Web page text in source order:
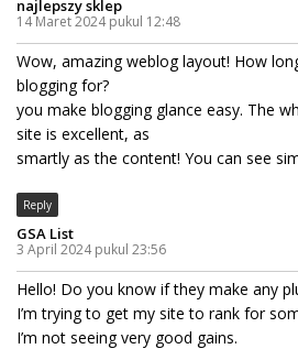
najlepszy sklep
14 Maret 2024 pukul 12:48
Wow, amazing weblog layout! How
blogging for?
you make blogging glance easy. The
site is excellent, as
smartly as the content! You can see
Reply
GSA List
3 April 2024 pukul 23:56
Hello! Do you know if they make any
I’m trying to get my site to rank for
I’m not seeing very good gains.